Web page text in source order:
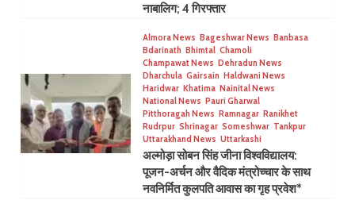
नाबालिग; 4 गिरफ्तार
Almora News Bageshwar News Banbasa
Bdarinath Bhimtal Chamoli
Champawat News Dehradun News
Dharchula Gairsain Haldwani News
Haridwar Khatima Nainital News
National News Pauri Gharwal
Pitthoragah News Ramnagar Ranikhet
Rudrpur Shrinagar Someshwar Tankpur
Uttarakhand News Uttarkashi
अल्मोड़ा सोबन सिंह जीना विश्वविद्यालय:
पूजन-अर्चन और वैदिक मंत्रोच्चार के साथ
नवनिर्मित कुलपति आवास का गृह प्रवेश*